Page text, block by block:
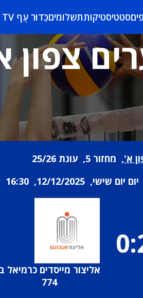
סטטיסטיקותתשלומיםכַּדוּר עָף TV
צפון
א', מחזור 5, עונת 25/26
יום שישי, 12/12/2025, 16:30
אליצור מייסדים כרמיאל
774